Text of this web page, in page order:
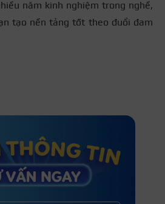
năm kinh nghiệm trong nghề,
tạo nền tảng tốt theo đuổi đam